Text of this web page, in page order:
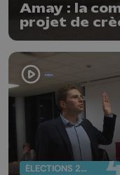
Amay : la
projet de
ÉLECTIONS 2024